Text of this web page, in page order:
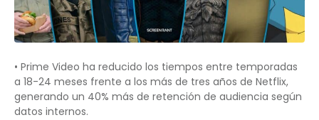
• Prime Video ha reducido los tiempos entre temporadas
a 18-24 meses frente a los más de tres años de Netflix,
generando un 40% más de retención de audiencia según
datos internos.